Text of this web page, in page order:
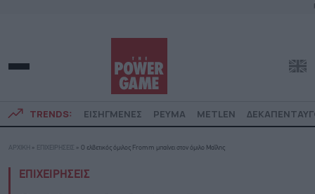
TRENDS: ΕΙΣΗΓΜΕΝΕΣ ΡΕΥΜΑ METLEN
ΑΡΧΙΚΗ » ΕΠΙΧΕΙΡΗΣΕΙΣ » Ο ελβετικός όμιλος Fromm μπαίνει στον όμιλο Μαΐλης
ΕΠΙΧΕΙΡΗΣΕΙΣ